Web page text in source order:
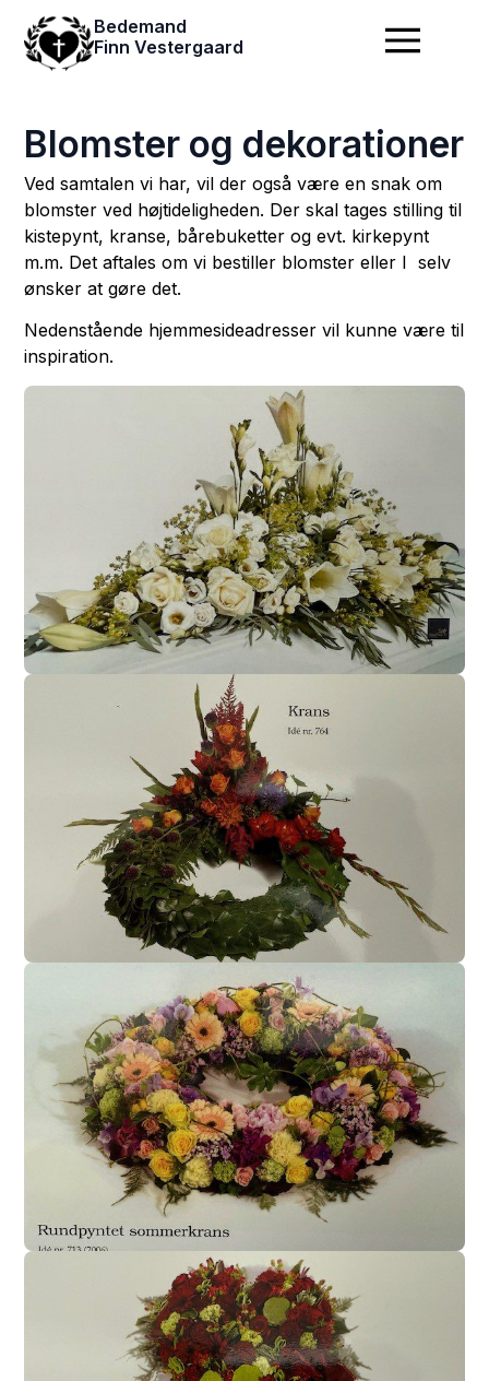
Bedemand
Finn Vestergaard
Blomster og dekorationer
Ved samtalen vi har, vil der også være en snak om
blomster ved højtideligheden. Der skal tages stilling til
kistepynt, kranse, bårebuketter og evt. kirkepynt
m.m. Det aftales om vi bestiller blomster eller I selv
ønsker at gøre det.
Nedenstående hjemmesideadresser vil kunne være til
inspiration.